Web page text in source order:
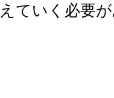
ていく必要